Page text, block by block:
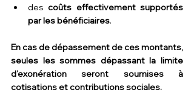
des coûts effectivement supportés
par les bénéficiaires.
En cas de dépassement de ces montants,
seules les sommes dépassant la limite
d’exonération seront soumises à
cotisations et contributions sociales.